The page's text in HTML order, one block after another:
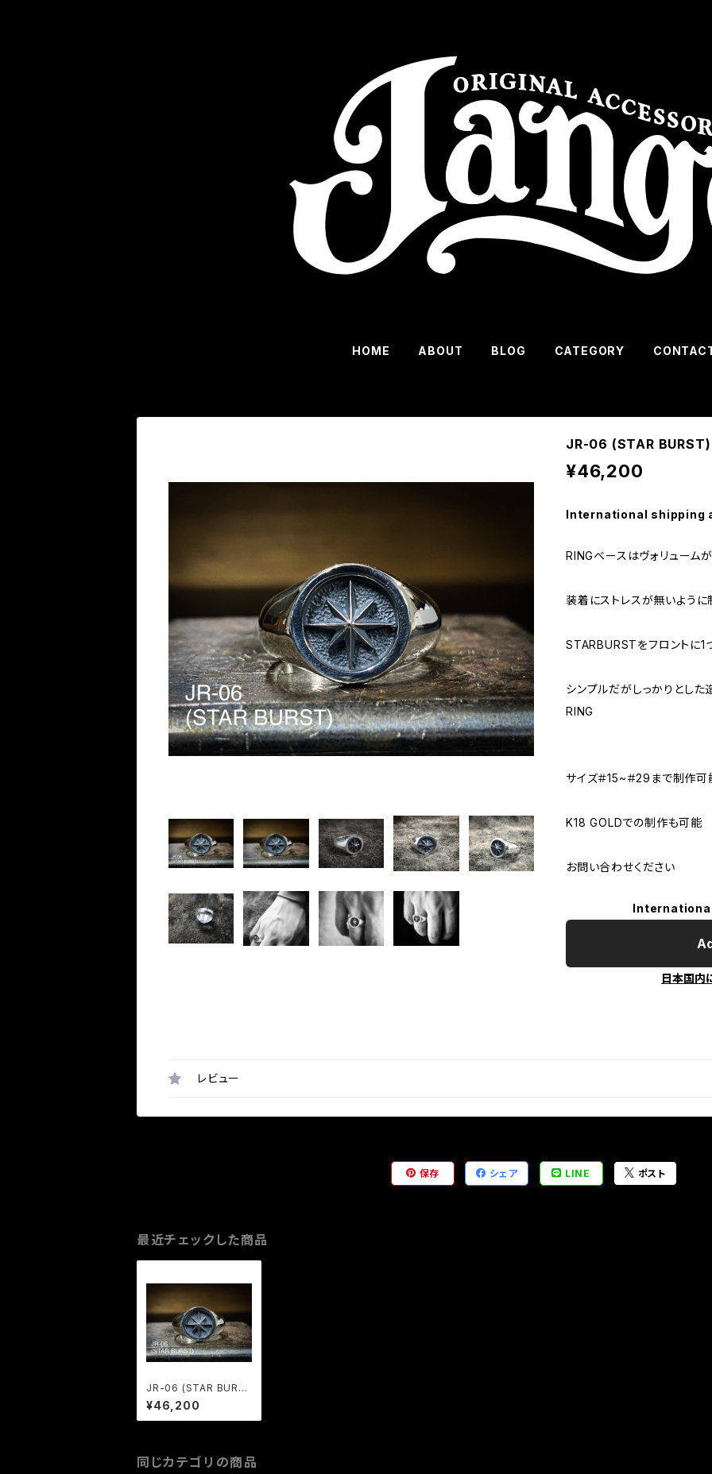
HOME ABOUT BLOG CATEGORY
JR-06 (STAR BURST)
¥46,200
International shipping
RINGベースはヴォリューム
装着にストレスが無いように
STARBURSTをフロントに1
シンプルだがしっかりとし
RING
サイズ＃15~＃29まで制作可
K18 GOLDでの制作も可能
お問い合わせください
日本国内
レビュー
保存 シェア LINE ポスト
最近チェックした商品
JR-06 (STAR BURS
T)
¥46,200
同じカテゴリの商品